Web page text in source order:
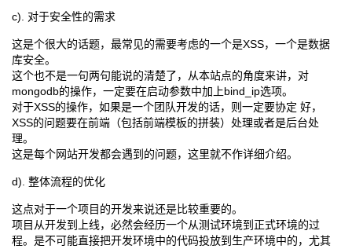
c). 对于安全性的需求
这是个很大的话题，最常见的需要考虑的一个是XSS，一个是数据
库安全。
这个也不是一句两句能说的清楚了，从本站点的角度来讲，对
mongodb的操作，一定要在启动参数中加上bind_ip选项。
对于XSS的操作，如果是一个团队开发的话，则一定要协定 好，
XSS的问题要在前端（包括前端模板的拼装）处理或者是后台处
理。
这是每个网站开发都会遇到的问题，这里就不作详细介绍。
d). 整体流程的优化
这点对于一个项目的开发来说还是比较重要的。
项目从开发到上线，必然会经历一个从测试环境到正式环境的过
程。是不可能直接把开发环境中的代码投放到生产环境中的，尤其